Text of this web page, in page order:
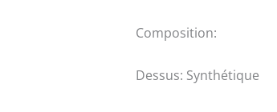
Composition:
Dessus: Synthétique